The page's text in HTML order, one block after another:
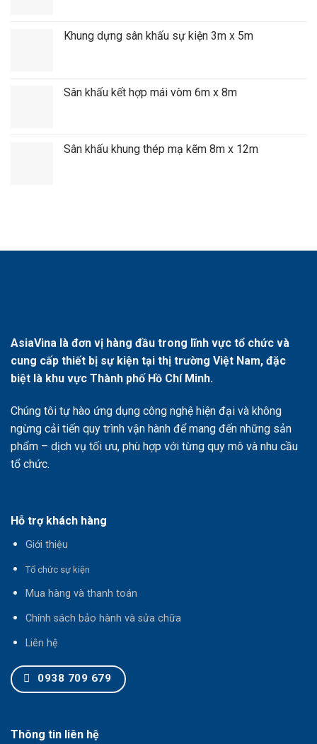
Khung dựng sân khấu sự kiện 3m x 5m
Sân khấu kết hợp mái vòm 6m x 8m
Sân khấu khung thép mạ kẽm 8m x 12m
AsiaVina là đơn vị hàng đầu trong lĩnh vực tổ chức và
cung cấp thiết bị sự kiện tại thị trường Việt Nam, đặc
biệt là khu vực Thành phố Hồ Chí Minh.
Chúng tôi tự hào ứng dụng công nghệ hiện đại và không
ngừng cải tiến quy trình vận hành để mang đến những sản
phẩm – dịch vụ tối ưu, phù hợp với từng quy mô và nhu cầu
tổ chức.
Hỗ trợ khách hàng
Giới thiệu
Tổ chức sự kiện
Mua hàng và thanh toán
Chính sách bảo hành và sửa chữa
Liên hệ
0938 709 679
Thông tin liên hệ